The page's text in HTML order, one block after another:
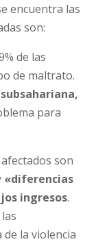
encuentra las
son:
de las
de maltrato.
para
son
«diferencias
ingresos.
la violencia